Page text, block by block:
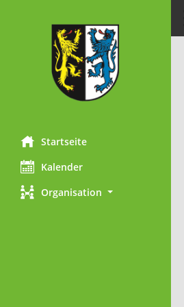
Startseite
Kalender
Organisation